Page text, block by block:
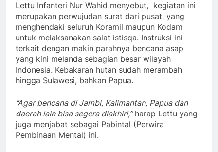
Lettu Infanteri Nur Wahid menyebut, kegiatan ini
merupakan perwujudan surat dari pusat, yang
menghendaki seluruh Koramil maupun Kodam
untuk melaksanakan salat istisqa. Instruksi ini
terkait dengan makin parahnya bencana asap
yang kini melanda sebagian besar wilayah
Indonesia. Kebakaran hutan sudah merambah
hingga Sulawesi, bahkan Papua.
“Agar bencana di Jambi, Kalimantan, Papua dan
daerah lain bisa segera diakhiri,”harap Lettu yang
juga menjabat sebagai Pabintal (Perwira
Pembinaan Mental) ini.